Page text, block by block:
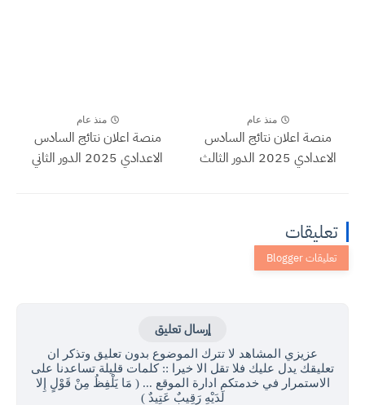
منذ عام
منصة اعلان نتائج السادس
الاعدادي 2025 الدور الثالث
منذ عام
منصة اعلان نتائج السادس
الاعدادي 2025 الدور الثاني
تعليقات
إرسال تعليق
عزيزي المشاهد لا تترك الموضوع بدون تعليق وتذكر ان
تعليقك يدل عليك فلا تقل الا خيرا :: كلمات قليلة تساعدنا على
الاستمرار في خدمتكم ادارة الموقع ... ( مَا يَلْفِظُ مِنْ قَوْلٍ إِلا
لَدَيْهِ رَقِيبٌ عَتِيدٌ )